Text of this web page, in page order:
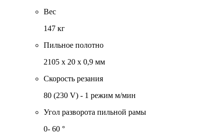
Вес
147 кг
Пильное полотно
2105 х 20 х 0,9 мм
Скорость резания
80 (230 V) - 1 режим м/мин
Угол разворота пильной рамы
0- 60 °